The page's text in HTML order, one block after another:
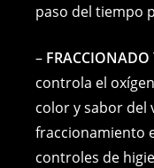
paso del tiempo
–
controla el
color y sabor del
fraccionamiento
controles de